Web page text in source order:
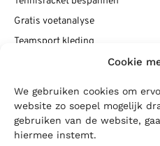
Cookie
We gebruiken cookies om
website zo soepel mogelijk
gebruiken van de website,
hiermee instemt.
Gratis voetanalyse
Teamsport kleding
Vacatures
Blogs